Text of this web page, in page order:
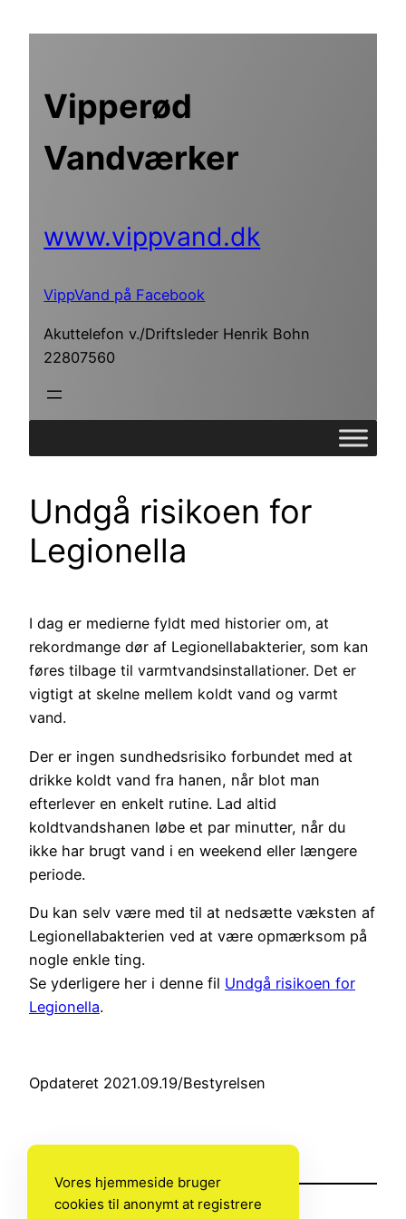
Vipperød
Vandværker
www.vippvand.dk
VippVand på Facebook
Akuttelefon v./Driftsleder Henrik Bohn
22807560
Undgå risikoen for
Legionella
I dag er medierne fyldt med historier om, at
rekordmange dør af Legionellabakterier, som kan
føres tilbage til varmtvandsinstallationer. Det er
vigtigt at skelne mellem koldt vand og varmt
vand.
Der er ingen sundhedsrisiko forbundet med at
drikke koldt vand fra hanen, når blot man
efterlever en enkelt rutine. Lad altid
koldtvandshanen løbe et par minutter, når du
ikke har brugt vand i en weekend eller længere
periode.
Du kan selv være med til at nedsætte væksten af
Legionellabakterien ved at være opmærksom på
nogle enkle ting.
Se yderligere her i denne fil Undgå risikoen for
Legionella.
Opdateret 2021.09.19/Bestyrelsen
Vores hjemmeside bruger
cookies til anonymt at registrere